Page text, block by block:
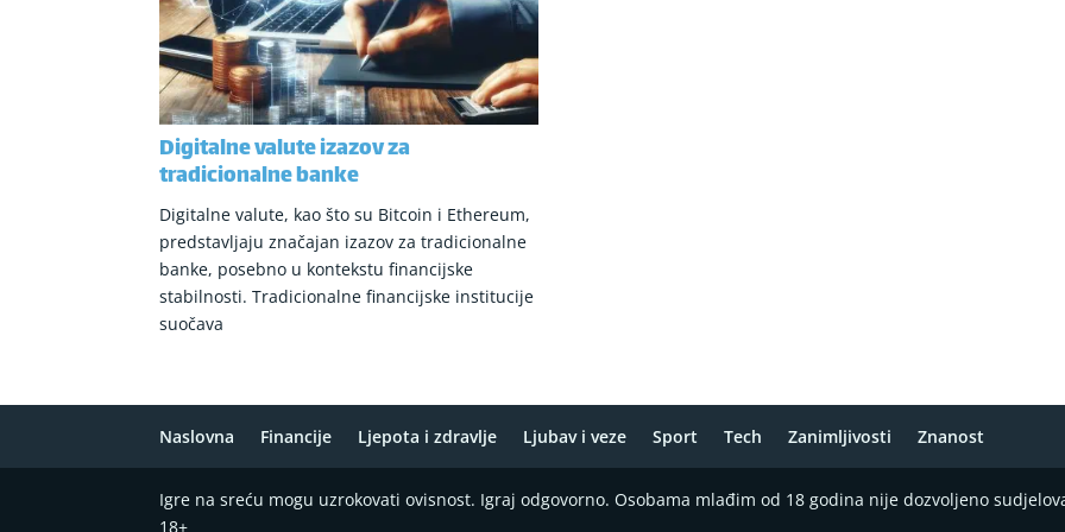
Digitalne valute izazov za
tradicionalne banke
Digitalne valute, kao što su Bitcoin i Ethereum,
predstavljaju značajan izazov za tradicionalne
banke, posebno u kontekstu financijske
stabilnosti. Tradicionalne financijske institucije
suočava
Naslovna Financije Ljepota i zdravlje Ljubav i veze Sport Tech Zanimljivosti Znanost
Igre na sreću mogu uzrokovati ovisnost. Igraj odgovorno. Osobama mlađim od 18 godina nije dozvoljeno
18+